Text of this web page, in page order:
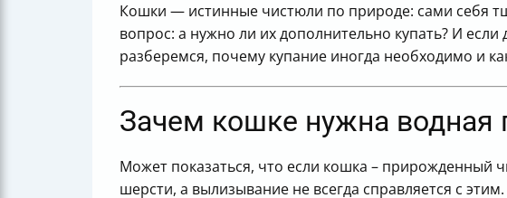
Итоговая памятка для заботливых хозяев
Часто задаваемые вопросы
Кошки — истинные чистюли по природе: сами себя
вопрос: а нужно ли их дополнительно купать? И
разберемся, почему купание иногда необходимо и
Зачем кошке нужна водная
Может показаться, что если кошка – прирожденный
шерсти, а вылизывание не всегда справляется с